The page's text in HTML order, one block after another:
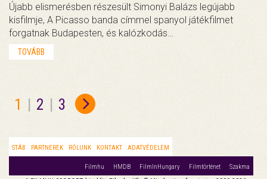
Újabb elismerésben részesült Simonyi Balázs legújabb
kisfilmje, A Picasso banda címmel spanyol játékfilmet
forgatnak Budapesten, és kalózkodás…
TOVÁBB
1 | 2 | 3
STÁB PARTNEREK RÓLUNK KONTAKT ADATVÉDELEM
Filmhu HMDB FilmInHungary Filmtörténet Szakma